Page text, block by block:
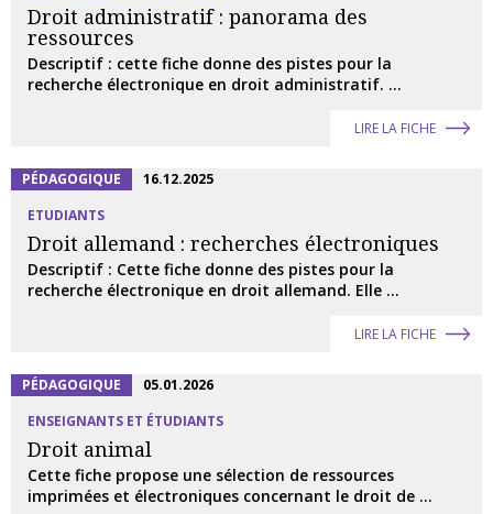
Droit administratif : panorama des
ressources
Descriptif : cette fiche donne des pistes pour la
recherche électronique en droit administratif. ...
LIRE LA FICHE
PÉDAGOGIQUE
16.12.2025
ETUDIANTS
Droit allemand : recherches électroniques
Descriptif : Cette fiche donne des pistes pour la
recherche électronique en droit allemand. Elle ...
LIRE LA FICHE
PÉDAGOGIQUE
05.01.2026
ENSEIGNANTS ET ÉTUDIANTS
Droit animal
Cette fiche propose une sélection de ressources
imprimées et électroniques concernant le droit de ...